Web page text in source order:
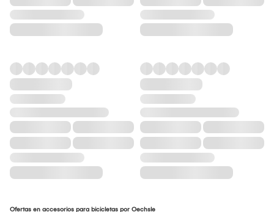
Ofertas en accesorios para bicicletas por Oechsle